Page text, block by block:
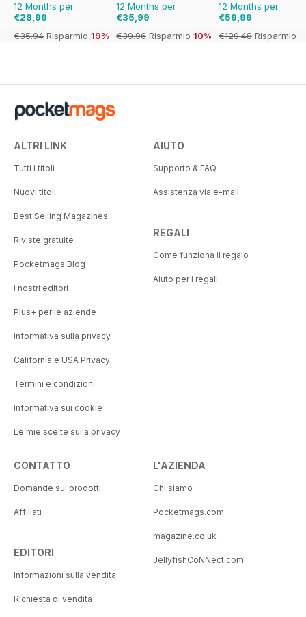
12 Months per
€28,99
€35.94 Risparmio 19%
12 Months per
€35,99
€39.96 Risparmio 10%
12 Months per
€59,99
€129.48 Risparmio
ALTRI LINK
Tutti i titoli
Nuovi titoli
Best Selling Magazines
Riviste gratuite
Pocketmags Blog
I nostri editori
Plus+ per le aziende
Informativa sulla privacy
California e USA Privacy
Termini e condizioni
Informativa sui cookie
Le mie scelte sulla privacy
AIUTO
Supporto & FAQ
Assistenza via e-mail
REGALI
Come funziona il regalo
Aiuto per i regali
CONTATTO
Domande sui prodotti
Affiliati
EDITORI
Informazioni sulla vendita
Richiesta di vendita
L'AZIENDA
Chi siamo
Pocketmags.com
magazine.co.uk
JellyfishCoNNect.com